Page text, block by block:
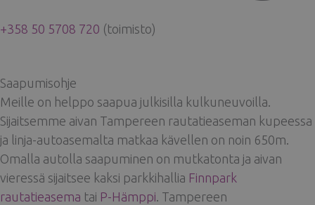
+358 50 5708 720 (toimisto)
Saapumisohje
Meille on helppo saapua julkisilla kulkuneuvoilla.
Sijaitsemme aivan Tampereen rautatieaseman kupeessa
ja linja-autoasemalta matkaa kävellen on noin 650m.
Omalla autolla saapuminen on mutkatonta ja aivan
vieressä sijaitsee kaksi parkkihallia Finnpark
rautatieasema tai P-Hämppi. Tampereen